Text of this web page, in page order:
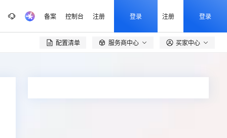
备案 控制台 注册 登录 注册 登录
配置清单  服务商中心 买家中心